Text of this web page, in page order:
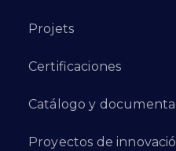
Projets
Certificaciones
Catálogo y
Proyectos de